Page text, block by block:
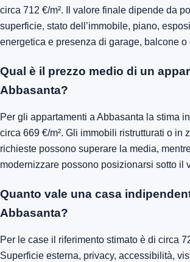
circa 712 €/m². Il valore finale dipende da
superficie, stato dell’immobile, piano,
energetica e presenza di garage, balcone o
Qual è il prezzo medio di un
Abbasanta?
Per gli appartamenti a Abbasanta la stima
circa 669 €/m². Gli immobili ristrutturati o in
richieste possono superare la media,
modernizzare possono posizionarsi sotto il
Quanto vale una casa
Abbasanta?
Per le case il riferimento stimato è di circa
Superficie esterna, privacy, accessibilità,